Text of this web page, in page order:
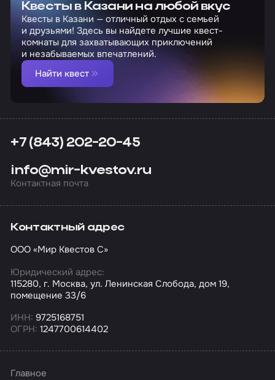
Квесты в Казани на любой вкус
Квесты в Казани — отличный отдых с семьей
и друзьями! Здесь вы найдете лучшие квест-
комнаты для захватывающих приключений
и незабываемых впечатлений.
Найти квест
+7 (843) 202-20-45
info@mir-kvestov.ru
Контактная почта
Контактный адрес
ООО «Мир Квестов С»
Юридический адрес:
115280, г. Москва, ул. Ленинская Слобода, дом 19,
помещение 33/6
ИНН: 9725168751
ОГРН: 1247700614402
Главное